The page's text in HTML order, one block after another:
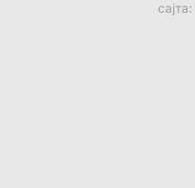
сајта: